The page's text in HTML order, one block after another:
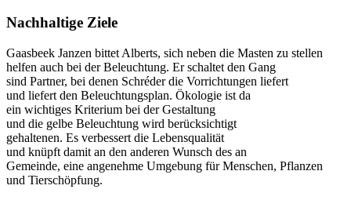
Nachhaltige Ziele
Gaasbeek Janzen bittet Alberts, sich neben die Masten zu stellen
helfen auch bei der Beleuchtung. Er schaltet den Gang
sind Partner, bei denen Schréder die Vorrichtungen liefert
und liefert den Beleuchtungsplan. Ökologie ist da
ein wichtiges Kriterium bei der Gestaltung
und die gelbe Beleuchtung wird berücksichtigt
gehaltenen. Es verbessert die Lebensqualität
und knüpft damit an den anderen Wunsch des an
Gemeinde, eine angenehme Umgebung für Menschen, Pflanzen
und Tierschöpfung.